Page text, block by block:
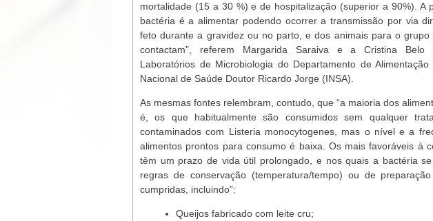
mortalidade (15 a 30 %) e de hospitalização (superior a 90%). A
bactéria é a alimentar podendo ocorrer a transmissão por via
feto durante a gravidez ou no parto, e dos animais para o
contactam”, referem Margarida Saraiva e a Cristina Belo
Laboratórios de Microbiologia do Departamento de
Nacional de Saúde Doutor Ricardo Jorge (INSA).
As mesmas fontes relembram, contudo, que “a maioria dos
é, os que habitualmente são consumidos sem qualquer
contaminados com Listeria monocytogenes, mas o nível e a
alimentos prontos para consumo é baixa. Os mais favoráveis à
têm um prazo de vida útil prolongado, e nos quais a bactéria
regras de conservação (temperatura/tempo) ou de
cumpridas, incluindo”:
Queijos fabricado com leite cru;